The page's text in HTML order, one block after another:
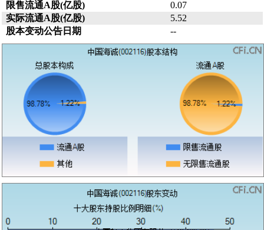
限售流通A股(亿股)
0.07
实际流通A股(亿股)
5.52
股本变动公告日期
--